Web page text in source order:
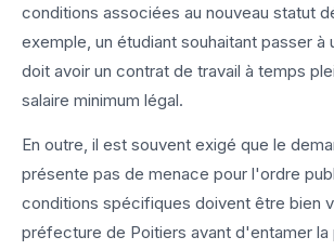
conditions associées au nouveau statut
exemple, un étudiant souhaitant passer à
doit avoir un contrat de travail à temps
salaire minimum légal.
En outre, il est souvent exigé que le
présente pas de menace pour l'ordre
conditions spécifiques doivent être bien
préfecture de Poitiers avant d'entamer la